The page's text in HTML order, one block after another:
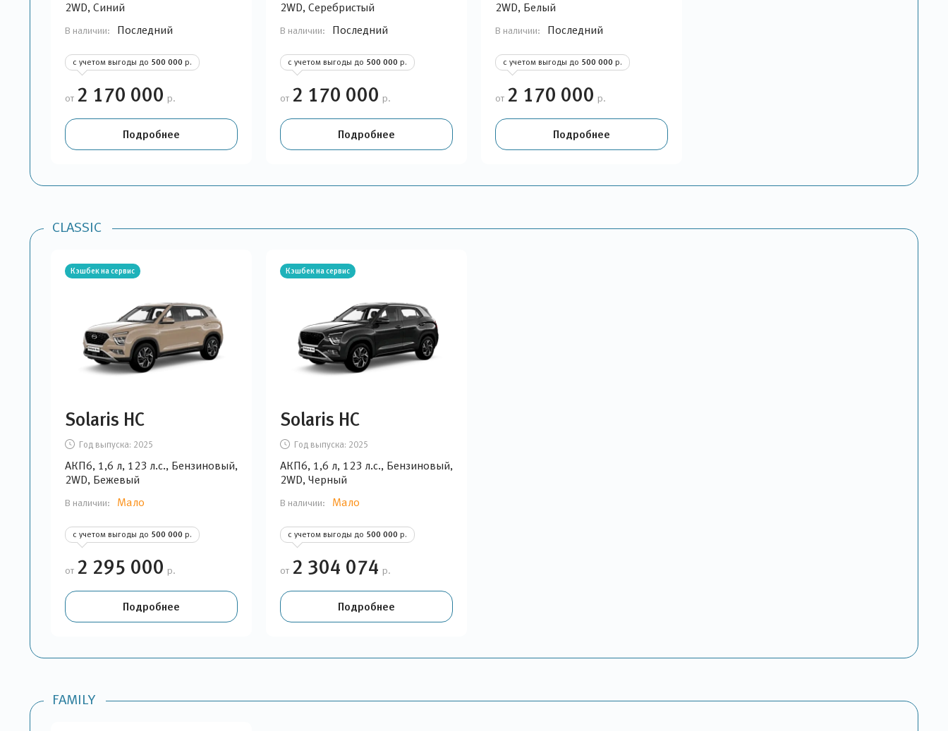
2WD, Синий
В наличии: Последний
с учетом выгоды до 500 000 р.
от 2 170 000 р.
Подробнее
2WD, Серебристый
В наличии: Последний
с учетом выгоды до 500 000 р.
от 2 170 000 р.
Подробнее
2WD, Белый
В наличии: Последний
с учетом выгоды до 500 000 р.
от 2 170 000 р.
Подробнее
CLASSIC
Кэшбек на сервис
Solaris HC
Год выпуска: 2025
АКП6, 1,6 л, 123 л.с., Бензиновый,
2WD, Бежевый
В наличии: Мало
с учетом выгоды до 500 000 р.
от 2 295 000 р.
Подробнее
Кэшбек на сервис
Solaris HC
Год выпуска: 2025
АКП6, 1,6 л, 123 л.с., Бензиновый,
2WD, Черный
В наличии: Мало
с учетом выгоды до 500 000 р.
от 2 304 074 р.
Подробнее
FAMILY